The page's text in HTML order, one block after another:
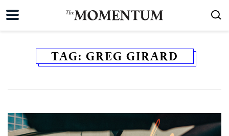
TAG: GREG GIRARD